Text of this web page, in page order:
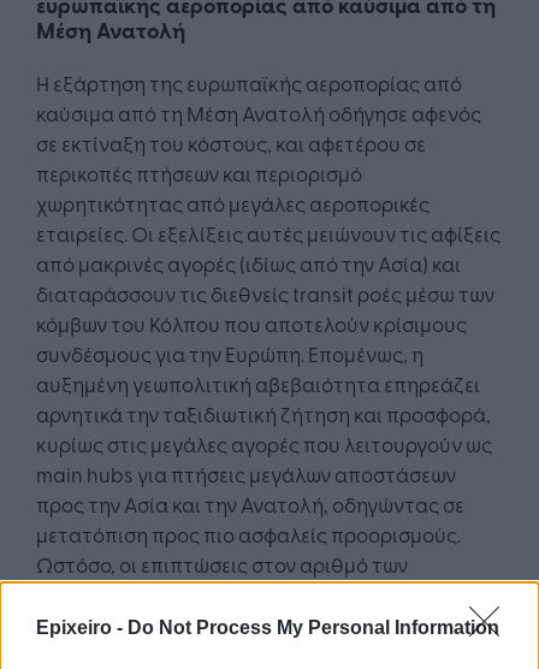
Epixeiro - Do Not Process My Personal Information
Μέση Ανατολή
Η εξάρτηση της ευρωπαϊκής αεροπορίας από
καύσιμα από τη Μέση Ανατολή οδήγησε αφενός
σε εκτίναξη του κόστους, και αφετέρου σε
περικοπές πτήσεων και περιορισμό
χωρητικότητας από μεγάλες αεροπορικές
εταιρείες. Οι εξελίξεις αυτές μειώνουν τις αφίξεις
από μακρινές αγορές (ιδίως από την Ασία) και
διαταράσσουν τις διεθνείς transit ροές μέσω των
κόμβων του Κόλπου που αποτελούν κρίσιμους
συνδέσμους για την Ευρώπη. Επομένως, η
αυξημένη γεωπολιτική αβεβαιότητα επηρεάζει
αρνητικά την ταξιδιωτική ζήτηση και προσφορά,
κυρίως στις μεγάλες αγορές που λειτουργούν ως
main hubs για πτήσεις μεγάλων αποστάσεων
προς την Ασία και την Ανατολή, οδηγώντας σε
μετατόπιση προς πιο ασφαλείς προορισμούς.
Ωστόσο, οι επιπτώσεις στον αριθμό των
του τουρισμού στις ευρωπαϊκές οικονομίες θα